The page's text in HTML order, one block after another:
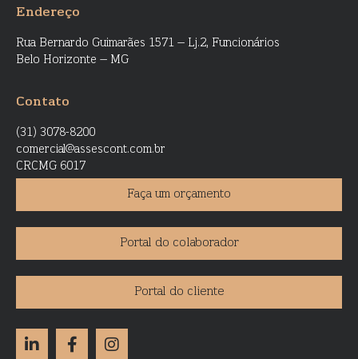
Endereço
Rua Bernardo Guimarães 1571 – Lj.2, Funcionários
Belo Horizonte – MG
Contato
(31) 3078-8200
comercial@assescont.com.br
CRCMG 6017
Faça um orçamento
Portal do colaborador
Portal do cliente